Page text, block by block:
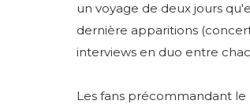
un voyage de deux jours
dernière apparitions
interviews en duo entre
Les fans précommandant